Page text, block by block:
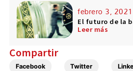
febrero 3, 2021
El futuro de la
Leer más
Compartir
Facebook Twitter